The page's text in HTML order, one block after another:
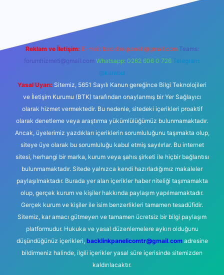
Reklam ve İletişim: E-mail: backlinkpaneli@gmail.com Teams:
forumhizmeti@gmail.com Whatsapp: 0262 606 0 726 Telegram:
@karabul
Yasal Uyarı: Sitemiz, 5651 Sayılı Kanun gereğince Bilgi Teknolojileri
ve İletişim Kurumu (BTK) tarafından onaylanmış bir Yer Sağlayıcı
olarak hizmet vermektedir. Bu nedenle, sitedeki içerikleri proaktif
olarak denetleme veya araştırma yükümlülüğümüz bulunmamaktadır.
Ancak, üyelerimiz yazdıkları içeriklerin sorumluluğunu taşımakta olup,
siteye üye olarak bu sorumluluğu kabul etmiş sayılırlar. Bu internet
sitesi, herhangi bir marka, kurum veya şahıs şirketi ile hiçbir bağlantısı
bulunmamaktadır. Sitede yalnızca kendi hazırladığımız makaleler
paylaşılmaktadır. Burada yer alan içerikler haber niteliği taşımamakta
olup, gerçek kurum ve kişiler hakkında paylaşım yapılmamaktadır.
Gerçek kurum ve kişiler ile isim benzerlikleri tamamen tesadüfidir.
Sitemiz, kar amacı gütmeyen ve tamamen ücretsiz bir bilgi paylaşım
platformudur. Hukuka ve yasal düzenlemelere aykırı olduğunu
düşündüğünüz içerikleri, backlinkpanelicomtr@gmail.comadresine
bildirmeniz halinde, ilgili içerikler yasal süre içerisinde sitemizden
kaldırılacaktır.